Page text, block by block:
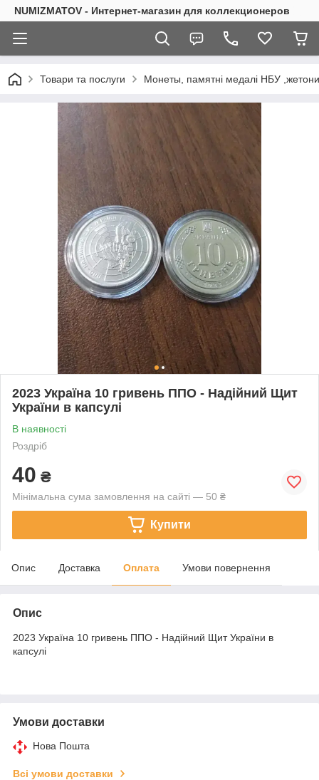
NUMIZMATOV - Интернет-магазин для коллекционеров
Товари та послуги Монеты, памятні медалі НБУ
2023 Україна 10 гривень ППО - Надійний Щит
України в капсулі
В наявності
Роздріб
40 ₴
Мінімальна сума замовлення на сайті — 50 ₴
Купити
Опис Доставка Оплата Умови повернення
Опис
2023 Україна 10 гривень ППО - Надійний Щит України в
капсулі
Умови доставки
Нова Пошта
Всі умови доставки